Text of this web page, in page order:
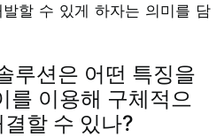
할 수 있게 하자는 의미를 담
루션은 어떤 특징을
를 이용해 구체적으
할 수 있나?